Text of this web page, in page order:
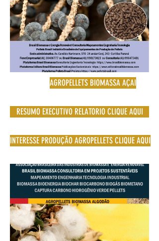
AGROPELLETS BIOMASSA AÇAI
RESUMO EXECUTIVO RELATORIO CLIQUE AQUI
INTERESSE PRODUÇÃO AGROPELLETS CLIQUE AQUI